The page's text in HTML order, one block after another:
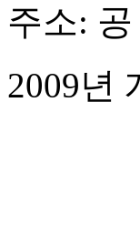
주소:
2009년